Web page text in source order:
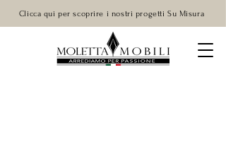
Clicca qui per scoprire i nostri progetti Su Misura